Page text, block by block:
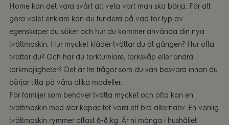
Home kan det vara svårt att veta vart man ska börja. För att
göra valet enklare kan du fundera på vad för typ av
egenskaper du söker och hur du kommer använda din nya
tvättmaskin. Hur mycket kläder tvättar du åt gången? Hur ofta
tvättar du? Och har du torktumlare, torkskåp eller andra
torkmöjligheter? Det är tre frågor som du kan besvara innan du
börjar titta på våra olika modeller.
För familjer som behöver tvätta mycket och ofta kan en
tvättmaskin med stor kapacitet vara ett bra alternativ. En vanlig
tvättmaskin rymmer oftast 6-8 kg. Är ni många i hushållet